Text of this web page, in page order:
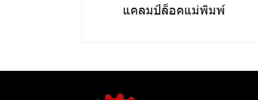
แคลมป์ล็อคแม่พิมพ์